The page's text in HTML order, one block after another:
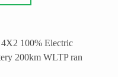
100% Electric
200km WLTP ran